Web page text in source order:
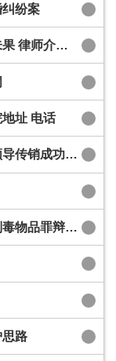
纠纷案
【崇阳县律师事务所】多次起诉离婚未果 律师介入后终获如愿
地址​ 电话
（崇阳律师）潘盼盼为李燕飞犯组织领导传销成功辩护词
崇阳县律师为广东人在湖北非法买卖制毒物品罪辩护词
路